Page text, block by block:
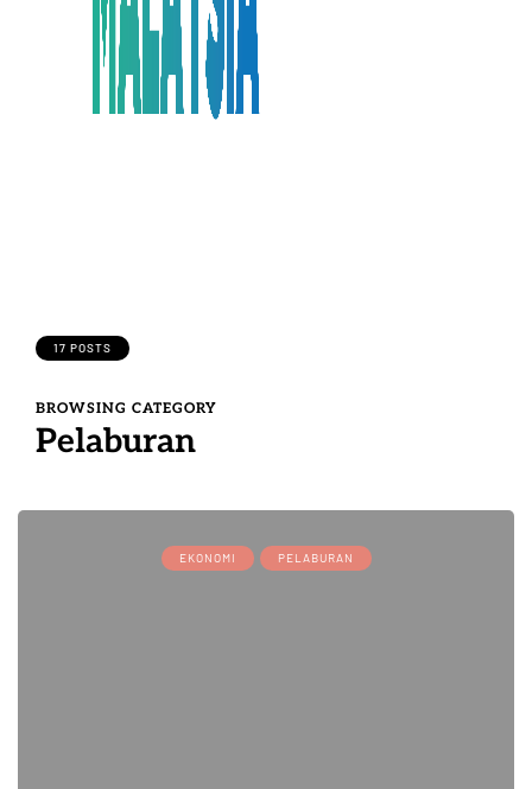
17 POSTS
BROWSING CATEGORY
Pelaburan
EKONOMI PELABURAN